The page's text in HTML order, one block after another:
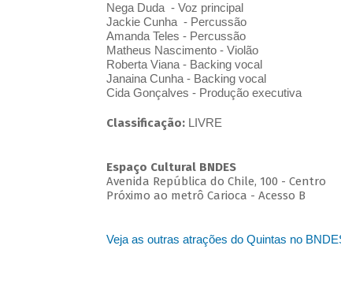
Nega Duda - Voz principal
Jackie Cunha - Percussão
Amanda Teles - Percussão
Matheus Nascimento - Violão
Roberta Viana - Backing vocal
Janaina Cunha - Backing vocal
Cida Gonçalves - Produção executiva
Classificação: LIVRE
Espaço Cultural BNDES
Avenida República do Chile, 100 - Centro
Próximo ao metrô Carioca - Acesso B
Veja as outras atrações do Quintas no